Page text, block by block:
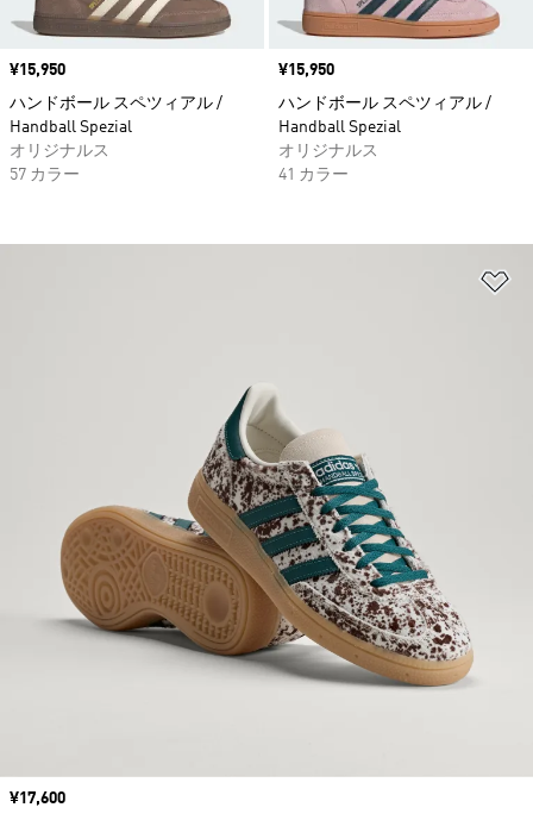
価格
¥15,950
ハンドボール スペツィアル /
Handball Spezial
オリジナルス
57 カラー
価格
¥15,950
ハンドボール スペツィアル /
Handball Spezial
オリジナルス
41 カラー
価格
¥17,600